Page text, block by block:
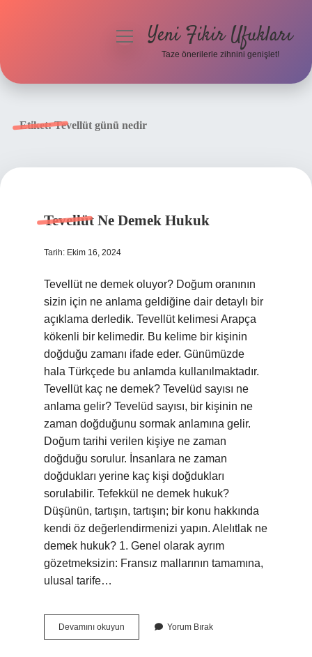
menüyüYeni Fikir Ufukları
Taze önerilerle zihnini genişlet!
Etiket:Tevellüt günü nedir
Tevellüt Ne Demek Hukuk
Tarih: Ekim 16, 2024
Tevellüt ne demek oluyor? Doğum oranının
sizin için ne anlama geldiğine dair detaylı bir
açıklama derledik. Tevellüt kelimesi Arapça
kökenli bir kelimedir. Bu kelime bir kişinin
doğduğu zamanı ifade eder. Günümüzde
hala Türkçede bu anlamda kullanılmaktadır.
Tevellüt kaç ne demek? Tevelüd sayısı ne
anlama gelir? Tevelüd sayısı, bir kişinin ne
zaman doğduğunu sormak anlamına gelir.
Doğum tarihi verilen kişiye ne zaman
doğduğu sorulur. İnsanlara ne zaman
doğdukları yerine kaç kişi doğdukları
sorulabilir. Tefekkül ne demek hukuk?
Düşünün, tartışın, tartışın; bir konu hakkında
kendi öz değerlendirmenizi yapın. Alelıtlak ne
demek hukuk? 1. Genel olarak ayrım
gözetmeksizin: Fransız mallarının tamamına,
ulusal tarife…
Devamını okuyun
Ne
Yorum Bırak